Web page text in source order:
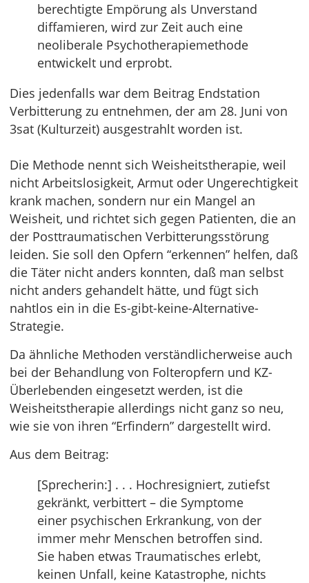
berechtigte Empörung als Unverstand
diffamieren, wird zur Zeit auch eine
neoliberale Psychotherapiemethode
entwickelt und erprobt.
Dies jedenfalls war dem Beitrag Endstation
Verbitterung zu entnehmen, der am 28. Juni von
3sat (Kulturzeit) ausgestrahlt worden ist.
Die Methode nennt sich Weisheitstherapie, weil
nicht Arbeitslosigkeit, Armut oder Ungerechtigkeit
krank machen, sondern nur ein Mangel an
Weisheit, und richtet sich gegen Patienten, die an
der Posttraumatischen Verbitterungsstörung
leiden. Sie soll den Opfern “erkennen” helfen, daß
die Täter nicht anders konnten, daß man selbst
nicht anders gehandelt hätte, und fügt sich
nahtlos ein in die Es-gibt-keine-Alternative-
Strategie.
Da ähnliche Methoden verständlicherweise auch
bei der Behandlung von Folteropfern und KZ-
Überlebenden eingesetzt werden, ist die
Weisheitstherapie allerdings nicht ganz so neu,
wie sie von ihren “Erfindern” dargestellt wird.
Aus dem Beitrag:
[Sprecherin:] . . . Hochresigniert, zutiefst
gekränkt, verbittert – die Symptome
einer psychischen Erkrankung, von der
immer mehr Menschen betroffen sind.
Sie haben etwas Traumatisches erlebt,
keinen Unfall, keine Katastrophe, nichts